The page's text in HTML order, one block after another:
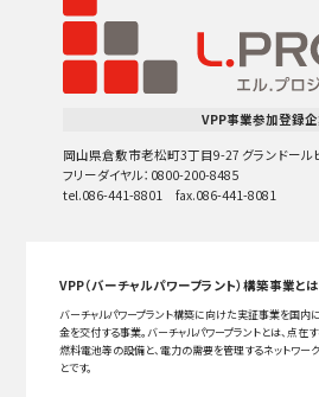
VPP事業参加登録
岡山県倉敷市老松町3丁目9-27 グランドール
フリーダイヤル：0800-200-8485
tel.086-441-8801 fax.086-441-8081
VPP（バーチャルパワープラント）構築事業とは
バーチャルパワープラント構築に向けた実証事業を国内
金を交付する事業。バーチャルパワープラントとは、点在
燃料電池等の設備と、電力の需要を管理するネットワー
とです。